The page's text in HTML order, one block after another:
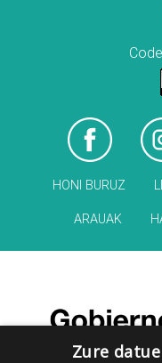
HONI BURUZ
ARAUAK
Zure